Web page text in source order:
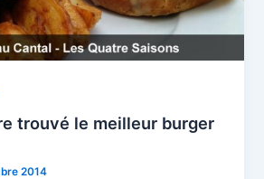
trouvé le meilleur burger
2014